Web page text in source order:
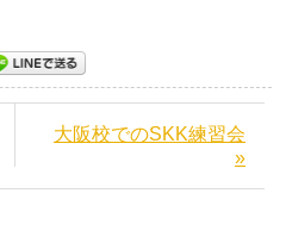
大阪校でのSKK練習会
»